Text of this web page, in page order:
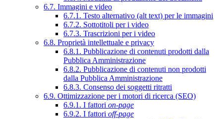
6.7. Immagini e video
6.7.1. Testo alternativo (alt text) per le immagini
6.7.2. Sottotitoli per i video
6.7.3. Trascrizioni per i video
6.8. Proprietà intellettuale e privacy
6.8.1. Pubblicazione di contenuti prodotti dalla
Pubblica Amministrazione
6.8.2. Pubblicazione di contenuti non prodotti
dalla Pubblica Amministrazione
6.8.3. Consenso dei soggetti ritratti
6.9. Ottimizzazione per i motori di ricerca (SEO)
6.9.1. I fattori on-page
6.9.2. I fattori off-page